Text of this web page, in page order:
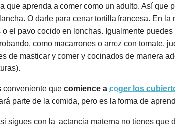
que aprenda a comer como un adulto. Así que
O darle para cenar tortilla francesa. En
o el pavo cocido en lonchas. Igualmente
como macarrones o arroz con tomate,
de masticar y comer y cocinados de manera
conveniente que comience a coger los
parte de la comida, pero es la forma de
sigues con la lactancia materna no tienes